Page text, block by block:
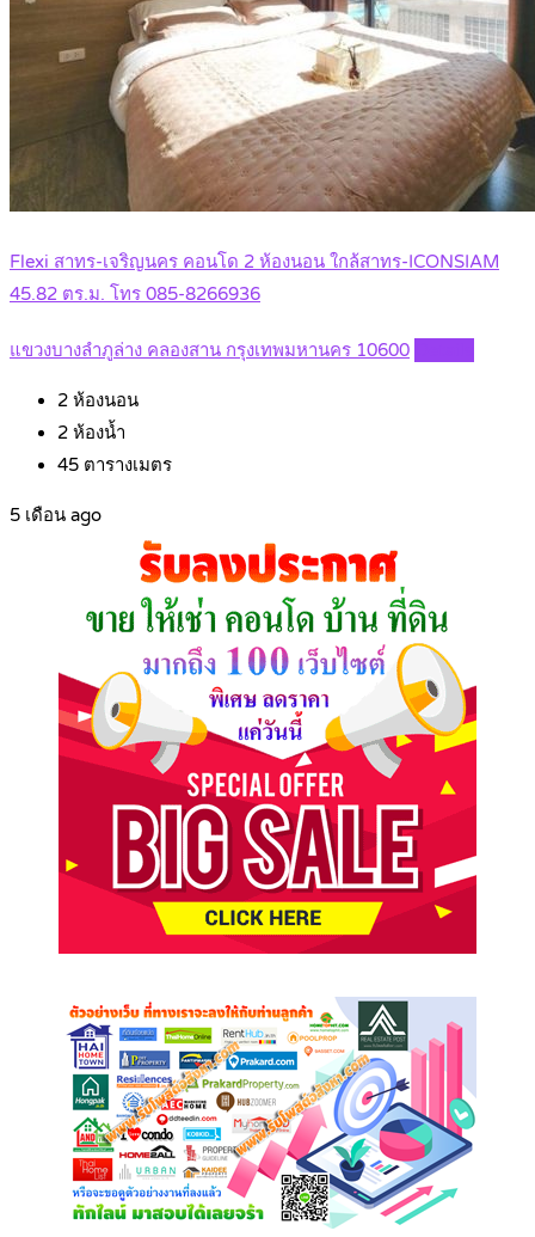
Flexi สาทร-เจริญนคร คอนโด 2 ห้องนอน ใกล้สาทร-ICONSIAM
45.82 ตร.ม. โทร 085-8266936
แขวงบางลำภูล่าง คลองสาน กรุงเทพมหานคร 10600
2 ห้องนอน
2 ห้องน้ำ
45 ตารางเมตร
5 เดือน ago